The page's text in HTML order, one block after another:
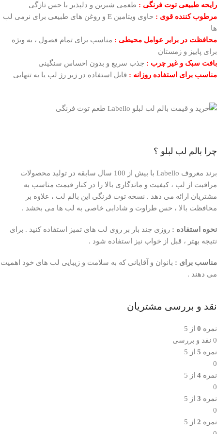
رایحه طبیعی توت فرنگی : طعمی شیرین و دلپذیر با حس تازگی
مرطوب کننده قوی :
حاوی ویتامین E و روغن های طبیعی برای نرمی لب
ها
محافظت در برابر عوامل محیطی : مناسب برای تمام فصول ، به ویژه
برای پاییز و زمستان
بافت سبک و غیر چرب : جذب سریع و بدون احساس سنگینی
مناسب برای استفاده روزانه : قابل استفاده در زیر رژ لب یا به تنهایی
چرا بالم لب لبلو ؟
برند معروف Labello با بیش از 100 سال سابقه در تولید محصولات
مراقبت از لب ، کیفیت و ماندگاری بالا را در کنار قیمت مناسب به
مشتریان ارائه می دهد . نسخه توت فرنگی این بالم لب ، علاوه بر
محافظت بالا ، حس طراوت و شادابی خاصی به لب ها می بخشد .
نحوه استفاده : روزی چند بار بر روی لب های تمیز استفاده کنید . برای
نتیجه بهتر ، قبل از خواب نیز استفاده شود .
مناسب برای : بانوان و آقایانی که به سلامت و زیبایی لب های خود اهمیت
می دهند .
نقد و بررسی مشتریان
نمره 0 از 5
0 نقد و بررسی
نمره 5 از 5
0
نمره 4 از 5
0
نمره 3 از 5
0
نمره 2 از 5